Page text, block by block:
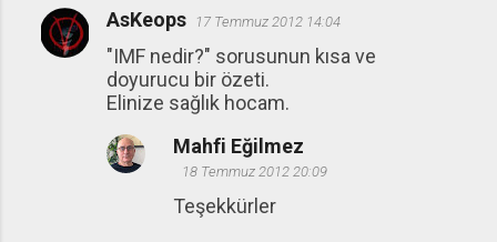
AsKeops 17 Temmuz 2012 14:04
"IMF nedir?" sorusunun kısa ve
doyurucu bir özeti.
Elinize sağlık hocam.
Mahfi Eğilmez
18 Temmuz 2012 20:09
Teşekkürler